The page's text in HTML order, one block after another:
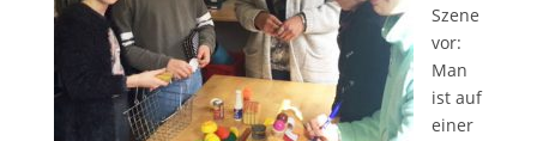
Szene
vor:
Man
ist auf
einer